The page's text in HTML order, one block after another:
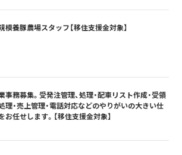
模養豚農場スタッフ【移住支援金対象】
事務募集。受発注管理、処理・配車リスト作成・受領
理・売上管理・電話対応などのやりがいの大きい仕
お任せします。【移住支援金対象】